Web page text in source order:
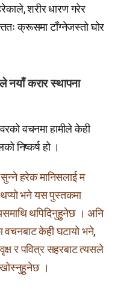
शरीर धारण गरेर
क्रूसमा टाँग्नेजस्तो घोर
नयाँ करार स्थापना
वचनमा हामीले केही
निष्कर्ष हो ।
हरेक मानिसलाई म
भने यस पुस्तकमा
थपिदिनुहुनेछ । अनि
केही घटायो भने,
र पवित्र सहरबाट त्यसले
खोस्नुहुनेछ ।